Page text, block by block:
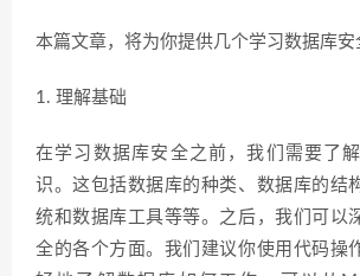
本篇文章，将为你提供几个学习数据库安
1. 理解基础
在学习数据库安全之前，我们需要了
识。这包括数据库的种类、数据库的结
统和数据库工具等等。之后，我们可以
全的各个方面。我们建议你使用代码操